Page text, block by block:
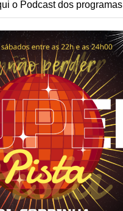
o Podcast dos programas